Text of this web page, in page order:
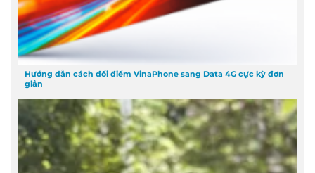
Hướng dẫn cách đổi điểm VinaPhone sang Data 4G cực kỳ đơn
giản